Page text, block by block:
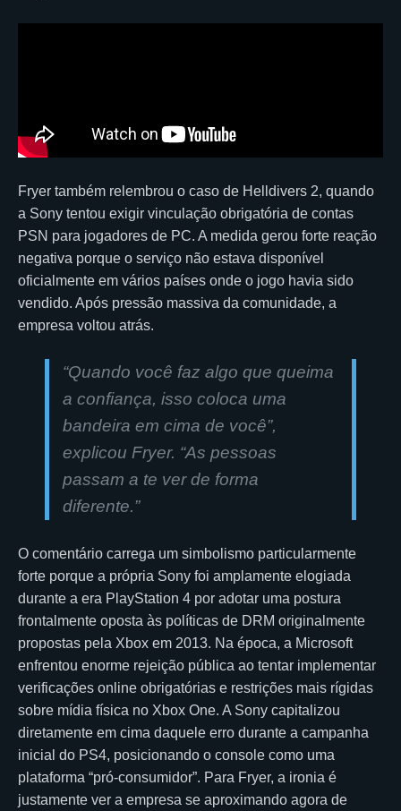
Fryer também relembrou o caso de Helldivers 2, quando
a Sony tentou exigir vinculação obrigatória de contas
PSN para jogadores de PC. A medida gerou forte reação
negativa porque o serviço não estava disponível
oficialmente em vários países onde o jogo havia sido
vendido. Após pressão massiva da comunidade, a
empresa voltou atrás.
“Quando você faz algo que queima
a confiança, isso coloca uma
bandeira em cima de você”,
explicou Fryer. “As pessoas
passam a te ver de forma
diferente.”
O comentário carrega um simbolismo particularmente
forte porque a própria Sony foi amplamente elogiada
durante a era PlayStation 4 por adotar uma postura
frontalmente oposta às políticas de DRM originalmente
propostas pela Xbox em 2013. Na época, a Microsoft
enfrentou enorme rejeição pública ao tentar implementar
verificações online obrigatórias e restrições mais rígidas
sobre mídia física no Xbox One. A Sony capitalizou
diretamente em cima daquele erro durante a campanha
inicial do PS4, posicionando o console como uma
plataforma “pró-consumidor”. Para Fryer, a ironia é
justamente ver a empresa se aproximando agora de